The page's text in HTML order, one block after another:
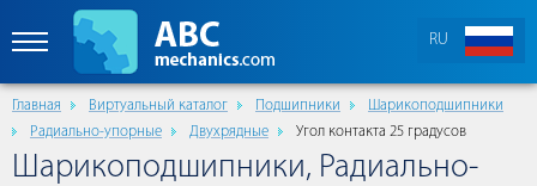
RU
Главная Виртуальный каталог Подшипники
Шарикоподшипники
Радиально-упорные
Двухрядные Угол контакта 25 градусов
Шарикоподшипники, Радиально-